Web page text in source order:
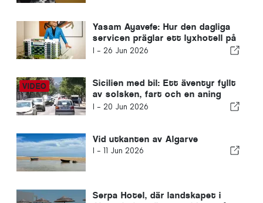
Yasam Ayavefe: Hur den dagliga
servicen präglar ett lyxhotell på
Mykonos
I - 26 Jun 2026
Sicilien med bil: Ett äventyr fyllt
av solsken, fart och en aning
spänning
I - 20 Jun 2026
Vid utkanten av Algarve
I - 11 Jun 2026
Serpa Hotel, där landskapet i